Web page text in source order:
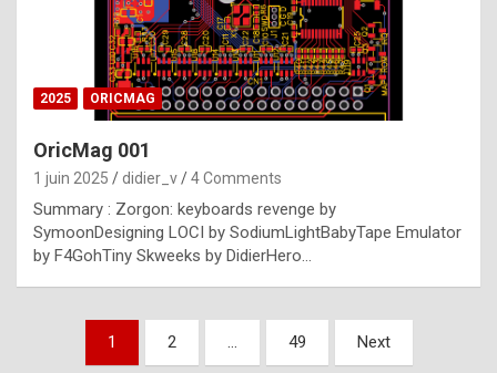
h
o
n
y
l
e
x
a
2025 ORICMAG
OricMag 001
1 juin 2025 didier_v 4 Comments
Summary : Zorgon: keyboards revenge by
SymoonDesigning LOCI by SodiumLightBabyTape Emulator
by F4GohTiny Skweeks by DidierHero…
Pagination
1 2 … 49 Next